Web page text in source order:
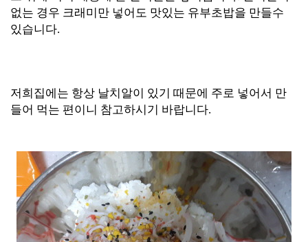
없는 경우 크래미만 넣어도 맛있는 유부초밥을 만들수
있습니다.
저희집에는 항상 날치알이 있기 때문에 주로 넣어서 만
들어 먹는 편이니 참고하시기 바랍니다.